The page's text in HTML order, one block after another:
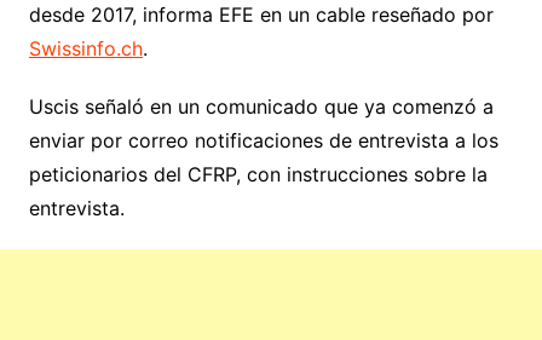
desde 2017, informa EFE en un cable reseñado por
Swissinfo.ch.
Uscis señaló en un comunicado que ya comenzó a
enviar por correo notificaciones de entrevista a los
peticionarios del CFRP, con instrucciones sobre la
entrevista.